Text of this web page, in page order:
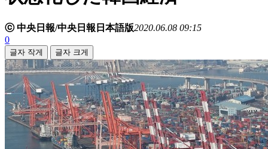
ⓒ 中央日報/中央日報日本語版2020.06.08 09:15
0
글자 작게 글자 크게